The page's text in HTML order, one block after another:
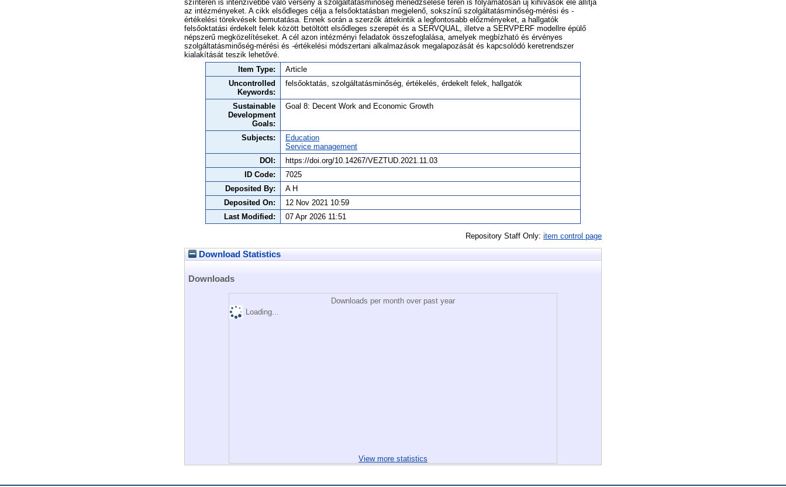
színtéren is intenzívebbé váló verseny a szolgáltatásminőség menedzselése terén is folyamatosan új kihívások elé állítja
az intézményeket. A cikk elsődleges célja a felsőoktatásban megjelenő, sokszínű szolgáltatásminőség-mérési és -
értékelési törekvések bemutatása. Ennek során a szerzők áttekintik a legfontosabb előzményeket, a hallgatók
felsőoktatási érdekelt felek között betöltött elsődleges szerepét és a SERVQUAL, illetve a SERVPERF modellre épülő
népszerű megközelítéseket. A cél azon intézményi feladatok összefoglalása, amelyek megbízható és érvényes
szolgáltatásminőség-mérési és -értékelési módszertani alkalmazások megalapozását és kapcsolódó keretrendszer
kialakítását teszik lehetővé.
Item Type:
Article
Uncontrolled
Keywords:
felsőoktatás, szolgáltatásminőség, értékelés, érdekelt felek, hallgatók
Sustainable
Development
Goals:
Goal 8: Decent Work and Economic Growth
Subjects:
Education
Service management
DOI:
https://doi.org/10.14267/VEZTUD.2021.11.03
ID Code:
7025
Deposited By:
A H
Deposited On:
12 Nov 2021 10:59
Last Modified:
07 Apr 2026 11:51
Repository Staff Only: item control page
Download Statistics
Downloads
Downloads per month over past year
Loading...
View more statistics